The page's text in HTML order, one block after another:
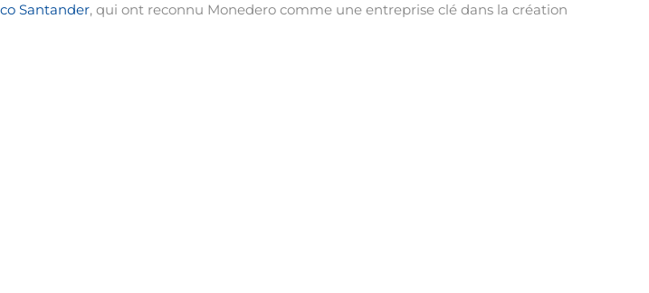
Santander, qui ont reconnu Monedero comme une entreprise clé dans la création